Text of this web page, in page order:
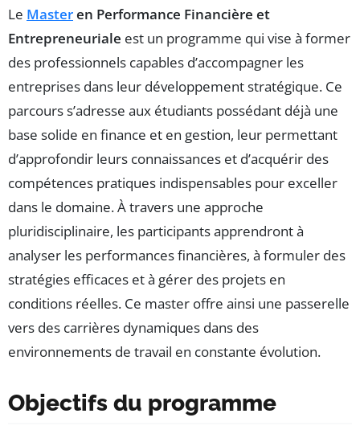
Le Masteren Performance Financière et
Entrepreneuriale est un programme qui vise à former
des professionnels capables d’accompagner les
entreprises dans leur développement stratégique. Ce
parcours s’adresse aux étudiants possédant déjà une
base solide en finance et en gestion, leur permettant
d’approfondir leurs connaissances et d’acquérir des
compétences pratiques indispensables pour exceller
dans le domaine. À travers une approche
pluridisciplinaire, les participants apprendront à
analyser les performances financières, à formuler des
stratégies efficaces et à gérer des projets en
conditions réelles. Ce master offre ainsi une passerelle
vers des carrières dynamiques dans des
environnements de travail en constante évolution.
Objectifs du programme